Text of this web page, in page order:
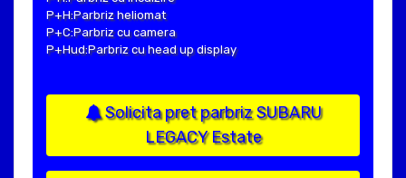
P+H:Parbriz heliomat
P+C:Parbriz cu camera
P+Hud:Parbriz cu head up display
Solicita pret parbriz SUBARU
LEGACY Estate